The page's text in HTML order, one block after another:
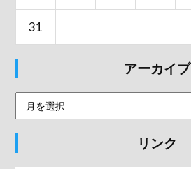
31
アーカイブ
リンク